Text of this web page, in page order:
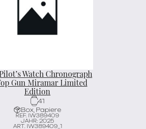
Watch Chronograph
Gun Miramar Limited
Edition
41
Box, Papiere
REF. IW389409
JAHR: 2025
ART. IW389409_1